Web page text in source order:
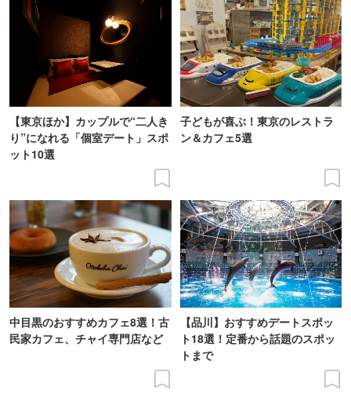
【東京ほか】カップルで“二人き
り”になれる「個室デート」スポ
ット10選
子どもが喜ぶ！東京のレストラ
ン＆カフェ5選
中目黒のおすすめカフェ8選！古
民家カフェ、チャイ専門店など
【品川】おすすめデートスポッ
ト18選！定番から話題のスポッ
トまで